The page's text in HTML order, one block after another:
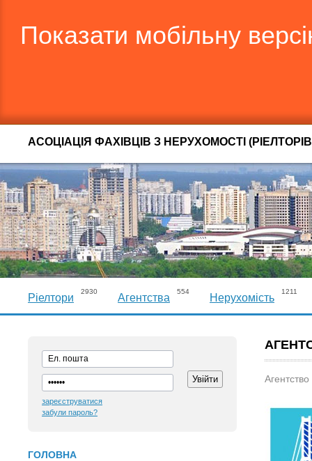
Показати мобільну
АСОЦІАЦІЯ ФАХІВЦІВ З НЕРУХОМОСТІ
Ріелтори
2930
Агентства
554
Нерухомість
1211
зареєструватися
забули пароль?
ГОЛОВНА